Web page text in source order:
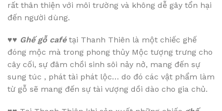
rất thân thiện với môi trường và không dễ gây tổn hại
đến người dùng.
♥♥ Ghế gỗ cafétại Thanh Thiên là một chiếc ghế
đóng mộc mà trong phong thủy Mộc tượng trưng cho
cây cối, sự đâm chồi sinh sôi nảy nở, mang đến sự
sung túc , phát tài phát lộc… do đó các vật phẩm làm
từ gỗ sẽ mang đến sự tài vượng dồi dào cho gia chủ.